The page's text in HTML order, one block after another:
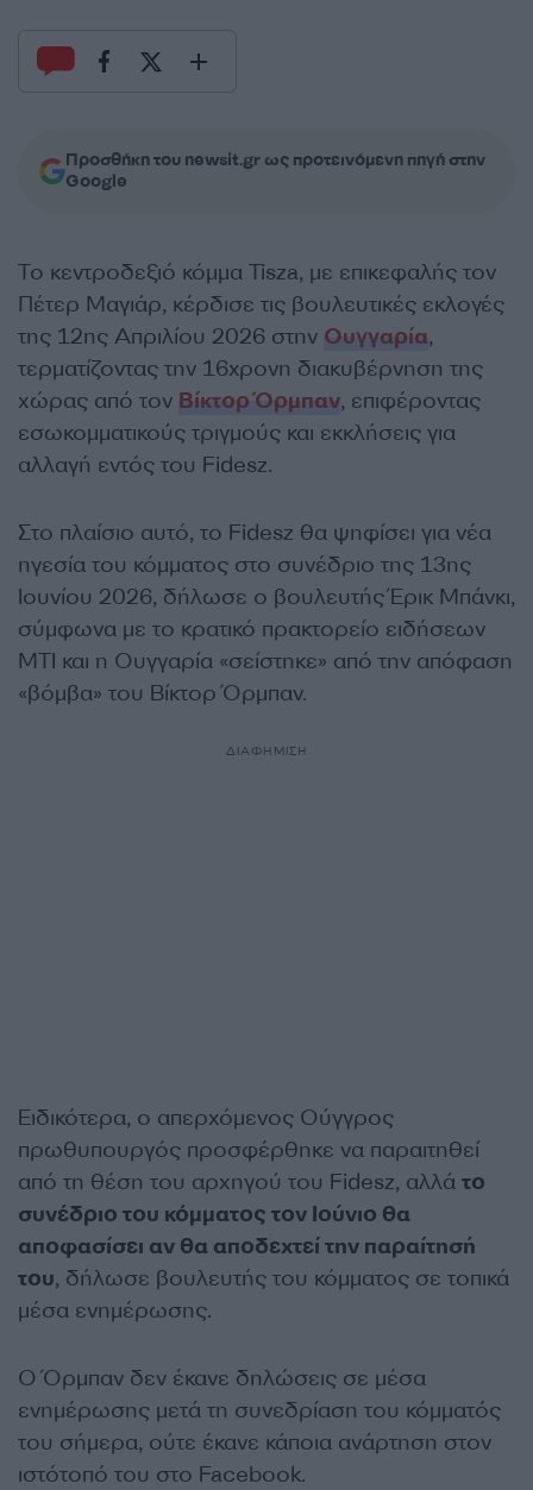
Προσθήκη του newsit.gr ως προτεινόμενη πηγή στην
Google
Το κεντροδεξιό κόμμα Tisza, με επικεφαλής τον
Πέτερ Μαγιάρ, κέρδισε τις βουλευτικές εκλογές
της 12ης Απριλίου 2026 στην Ουγγαρία,
τερματίζοντας την 16χρονη διακυβέρνηση της
χώρας από τον Βίκτορ Όρμπαν, επιφέροντας
εσωκομματικούς τριγμούς και εκκλήσεις για
αλλαγή εντός του Fidesz.
Στο πλαίσιο αυτό, το Fidesz θα ψηφίσει για νέα
ηγεσία του κόμματος στο συνέδριο της 13ης
Ιουνίου 2026, δήλωσε ο βουλευτής Έρικ Μπάνκι,
σύμφωνα με το κρατικό πρακτορείο ειδήσεων
MTI και η Ουγγαρία «σείστηκε» από την απόφαση
«βόμβα» του Βίκτορ Όρμπαν.
ΔΙΑΦΗΜΙΣΗ
Ειδικότερα, ο απερχόμενος Ούγγρος
πρωθυπουργός προσφέρθηκε να παραιτηθεί
από τη θέση του αρχηγού του Fidesz, αλλά το
συνέδριο του κόμματος τον Ιούνιο θα
αποφασίσει αν θα αποδεχτεί την παραίτησή
του, δήλωσε βουλευτής του κόμματος σε τοπικά
μέσα ενημέρωσης.
Ο Όρμπαν δεν έκανε δηλώσεις σε μέσα
ενημέρωσης μετά τη συνεδρίαση του κόμματός
του σήμερα, ούτε έκανε κάποια ανάρτηση στον
ιστότοπό του στο Facebook.